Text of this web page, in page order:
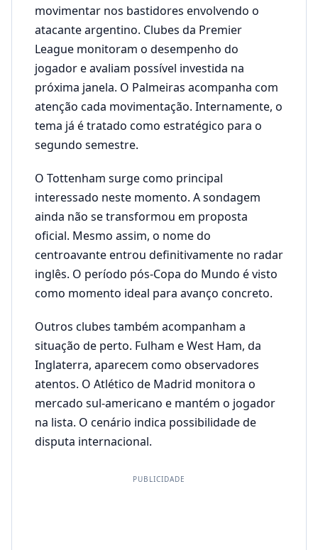
movimentar nos bastidores envolvendo o
atacante argentino. Clubes da Premier
League monitoram o desempenho do
jogador e avaliam possível investida na
próxima janela. O Palmeiras acompanha com
atenção cada movimentação. Internamente, o
tema já é tratado como estratégico para o
segundo semestre.
O Tottenham surge como principal
interessado neste momento. A sondagem
ainda não se transformou em proposta
oficial. Mesmo assim, o nome do
centroavante entrou definitivamente no radar
inglês. O período pós-Copa do Mundo é visto
como momento ideal para avanço concreto.
Outros clubes também acompanham a
situação de perto. Fulham e West Ham, da
Inglaterra, aparecem como observadores
atentos. O Atlético de Madrid monitora o
mercado sul-americano e mantém o jogador
na lista. O cenário indica possibilidade de
disputa internacional.
PUBLICIDADE